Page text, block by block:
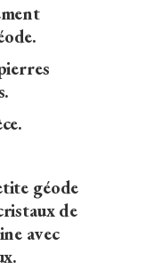
géode
de
avec